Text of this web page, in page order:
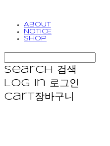
ABOUT
NOTICE
SHOP
Search
검색
Log In 로그인
Cart장바구니